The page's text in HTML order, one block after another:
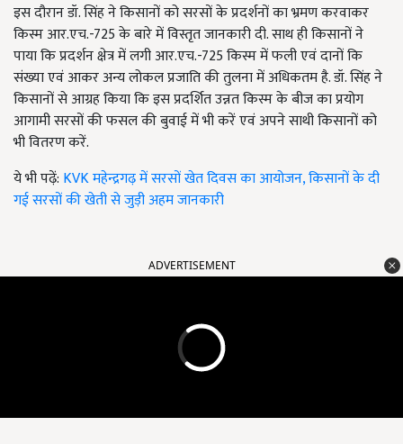
इस दौरान डॉ. सिंह ने किसानों को सरसों के प्रदर्शनों का भ्रमण करवाकर
किस्म आर.एच.-725के बारे में विस्तृत जानकारी दी. साथ ही किसानों ने
पाया कि प्रदर्शन क्षेत्र में लगी आर.एच.-725किस्म में फली एवं दानों कि
संख्या एवं आकर अन्य लोकल प्रजाति की तुलना में अधिकतम है. डॉ. सिंह ने
किसानों से आग्रह किया कि इस प्रदर्शित उन्नत किस्म के बीज का प्रयोग
आगामी सरसों की फसल की बुवाई में भी करें एवं अपने साथी किसानों को
भी वितरण करें.
ये भी पढ़ें: KVK महेन्द्रगढ़ में सरसों खेत दिवस का आयोजन, किसानों के दी
गई सरसों की खेती से जुड़ी अहम जानकारी
ADVERTISEMENT